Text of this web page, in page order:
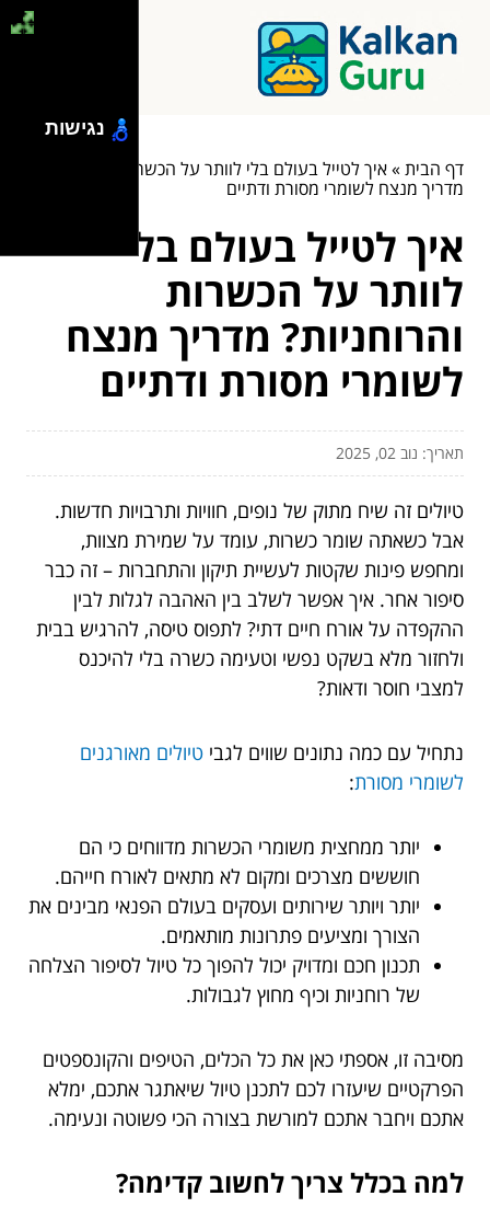
דף הבית»איך לטייל בעולם בלי לוותר על הכשרות והרוחניות?
מדריך מנצח לשומרי מסורת ודתיים
איך לטייל בעולם בלי
לוותר על הכשרות
והרוחניות? מדריך מנצח
לשומרי מסורת ודתיים
תאריך: נוב 02, 2025
טיולים זה שיח מתוק של נופים, חוויות ותרבויות חדשות.
אבל כשאתה שומר כשרות, עומד על שמירת מצוות,
ומחפש פינות שקטות לעשיית תיקון והתחברות – זה כבר
סיפור אחר. איך אפשר לשלב בין האהבה לגלות לבין
ההקפדה על אורח חיים דתי? לתפוס טיסה, להרגיש בבית
ולחזור מלא בשקט נפשי וטעימה כשרה בלי להיכנס
למצבי חוסר ודאות?
נתחיל עם כמה נתונים שווים לגבי טיולים מאורגנים
לשומרי מסורת:
יותר ממחצית משומרי הכשרות מדווחים כי הם
חוששים מצרכים ומקום לא מתאים לאורח חייהם.
יותר ויותר שירותים ועסקים בעולם הפנאי מבינים את
הצורך ומציעים פתרונות מותאמים.
תכנון חכם ומדויק יכול להפוך כל טיול לסיפור הצלחה
של רוחניות וכיף מחוץ לגבולות.
מסיבה זו, אספתי כאן את כל הכלים, הטיפים והקונספטים
הפרקטיים שיעזרו לכם לתכנן טיול שיאתגר אתכם, ימלא
אתכם ויחבר אתכם למורשת בצורה הכי פשוטה ונעימה.
למה בכלל צריך לחשוב קדימה?
נגישות